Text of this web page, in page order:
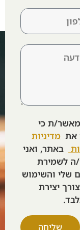
מאשר/ת כי
את מדיניות
באתר, ואני
ה לשמירת
שלי והשימוש
יצירת
שליחה